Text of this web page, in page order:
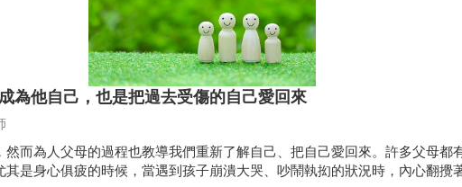
為他自己，也是把過去受傷的自己愛回來
然而為人父母的過程也教導我們重新了解自己、把自己愛回來。許多父母都
其是身心俱疲的時候，當遇到孩子崩潰大哭、吵鬧執抝的狀況時，內心翻攪